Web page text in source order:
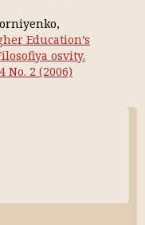
Education’s
osvity.
No. 2 (2006)